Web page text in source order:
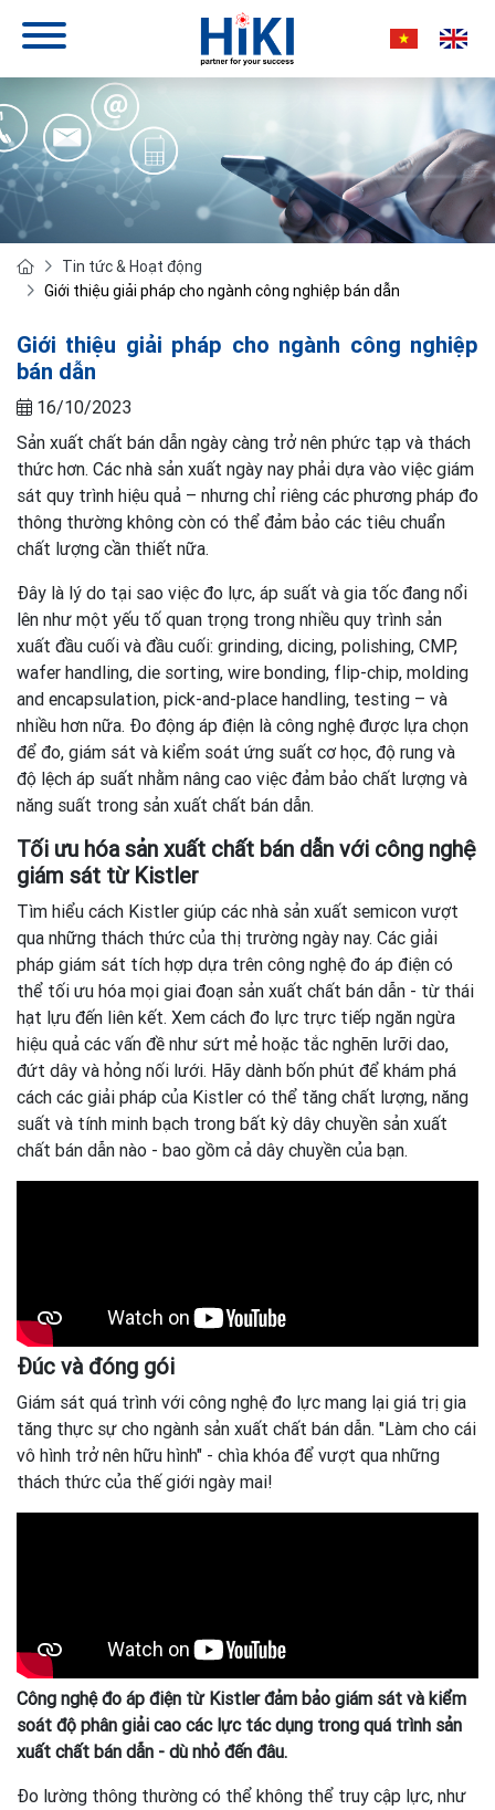
Tin tức & Hoạt động
Giới thiệu giải pháp cho ngành công nghiệp bán dẫn
Giới thiệu giải pháp cho ngành công nghiệp
bán dẫn
16/10/2023
Sản xuất chất bán dẫn ngày càng trở nên phức tạp và thách
thức hơn. Các nhà sản xuất ngày nay phải dựa vào việc giám
sát quy trình hiệu quả – nhưng chỉ riêng các phương pháp đo
thông thường không còn có thể đảm bảo các tiêu chuẩn
chất lượng cần thiết nữa.
Đây là lý do tại sao việc đo lực, áp suất và gia tốc đang nổi
lên như một yếu tố quan trọng trong nhiều quy trình sản
xuất đầu cuối và đầu cuối: grinding, dicing, polishing, CMP,
wafer handling, die sorting, wire bonding, flip-chip, molding
and encapsulation, pick-and-place handling, testing – và
nhiều hơn nữa. Đo động áp điện là công nghệ được lựa chọn
để đo, giám sát và kiểm soát ứng suất cơ học, độ rung và
độ lệch áp suất nhằm nâng cao việc đảm bảo chất lượng và
năng suất trong sản xuất chất bán dẫn.
Tối ưu hóa sản xuất chất bán dẫn với công nghệ
giám sát từ Kistler
Tìm hiểu cách Kistler giúp các nhà sản xuất semicon vượt
qua những thách thức của thị trường ngày nay. Các giải
pháp giám sát tích hợp dựa trên công nghệ đo áp điện có
thể tối ưu hóa mọi giai đoạn sản xuất chất bán dẫn - từ thái
hạt lựu đến liên kết. Xem cách đo lực trực tiếp ngăn ngừa
hiệu quả các vấn đề như sứt mẻ hoặc tắc nghẽn lưỡi dao,
đứt dây và hỏng nối lưới. Hãy dành bốn phút để khám phá
cách các giải pháp của Kistler có thể tăng chất lượng, năng
suất và tính minh bạch trong bất kỳ dây chuyền sản xuất
chất bán dẫn nào - bao gồm cả dây chuyền của bạn.
Đúc và đóng gói
Giám sát quá trình với công nghệ đo lực mang lại giá trị gia
tăng thực sự cho ngành sản xuất chất bán dẫn. "Làm cho cái
vô hình trở nên hữu hình" - chìa khóa để vượt qua những
thách thức của thế giới ngày mai!
Công nghệ đo áp điện từ Kistler đảm bảo giám sát và kiểm
soát độ phân giải cao các lực tác dụng trong quá trình sản
xuất chất bán dẫn - dù nhỏ đến đâu.
Đo lường thông thường có thể không thể truy cập lực, như